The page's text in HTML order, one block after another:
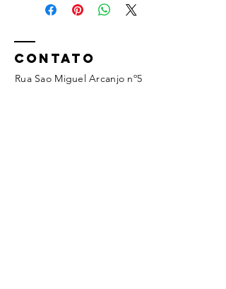
CONTATO
Rua Sao Miguel Arcanjo nº5